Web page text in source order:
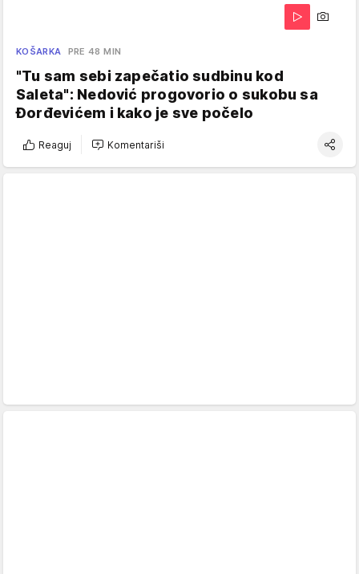
KOŠARKA PRE 48 MIN
"Tu sam sebi zapečatio sudbinu kod
Saleta": Nedović progovorio o sukobu sa
Đorđevićem i kako je sve počelo
Reaguj Komentariši